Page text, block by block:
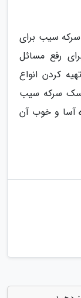
سرکه سیب برای
رفع مسائل
کردن انواع
سرکه سیب
آسا و خوب آن